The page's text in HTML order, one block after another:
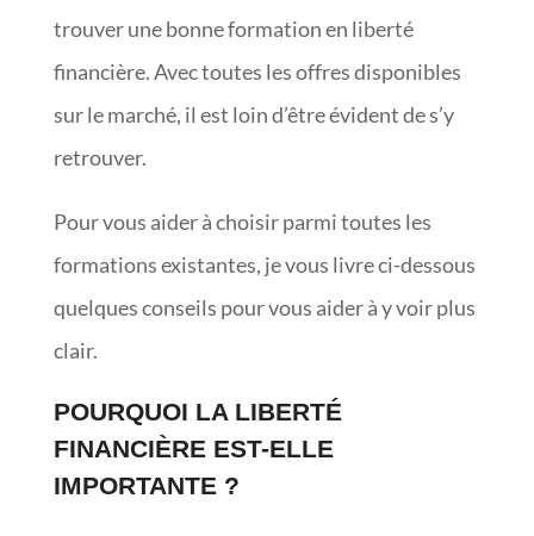
trouver une bonne formation en liberté
financière. Avec toutes les offres disponibles
sur le marché, il est loin d’être évident de s’y
retrouver.
Pour vous aider à choisir parmi toutes les
formations existantes, je vous livre ci-dessous
quelques conseils pour vous aider à y voir plus
clair.
POURQUOI LA LIBERTÉ
FINANCIÈRE EST-ELLE
IMPORTANTE ?